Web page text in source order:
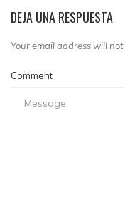
DEJA UNA RESPUESTA
Your email address will
Comment